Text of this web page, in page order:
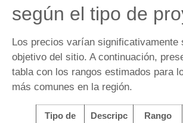
según el tipo de
Los precios varían significativamente
objetivo del sitio. A continuación,
tabla con los rangos estimados para
más comunes en la región.
Tipo de
Descripc
Rango